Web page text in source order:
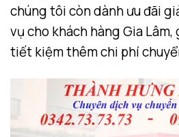
chúng tôi còn dành ưu đãi
vụ cho khách hàng Gia
tiết kiệm thêm chi phí